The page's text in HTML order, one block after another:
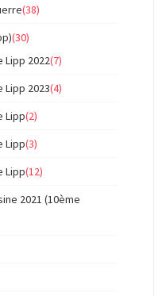
(38)
(30)
Lipp 2022(7)
Lipp 2023(4)
Lipp(2)
Lipp(3)
Lipp(12)
2021 (10ème